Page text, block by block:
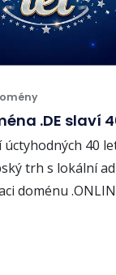
.DE slaví
úctyhodných 40
trh s lokální
doménu